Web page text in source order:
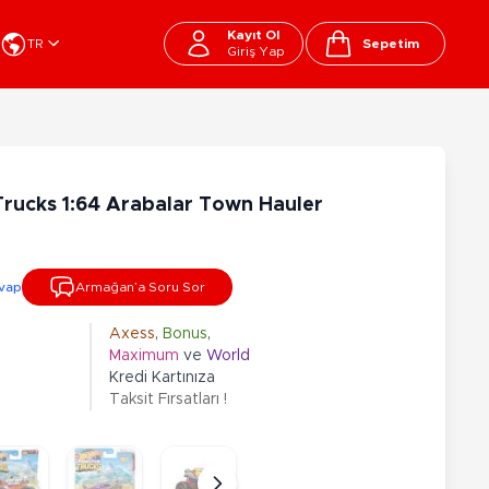
Bloklar
Hava - Spor - Deniz
Beslenme Çantası
Okul Araç Gereçleri
Matara
Lisanslı Peluşlar
10-12 Yaş
TR
Kayıt Ol
Giriş Yap
Cart
Sepetim
1:64 Arabalar Town Hauler
Armağan’a Soru Sor
Axess, Bonus,
Maximum ve World
Kredi Kartınıza
Taksit Fırsatları !